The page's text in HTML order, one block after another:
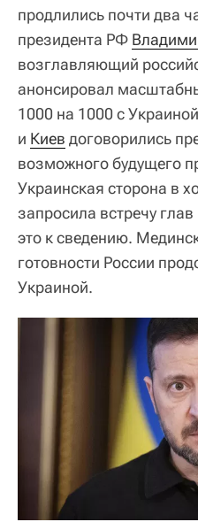
продлились почти два
президента РФ
возглавляющий
анонсировал
1000 на 1000 с
и Киев договорились
возможного будущего
Украинская сторона в
запросила встречу
это к сведению.
готовности России
Украиной.